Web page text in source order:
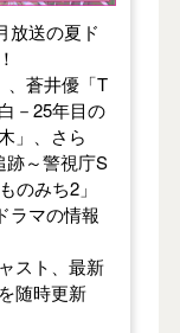
放送の夏ド
、蒼井優「T
－25年目の
」、さら
跡～警視庁S
のみち2」
ラマの情報
スト、最新
随時更新